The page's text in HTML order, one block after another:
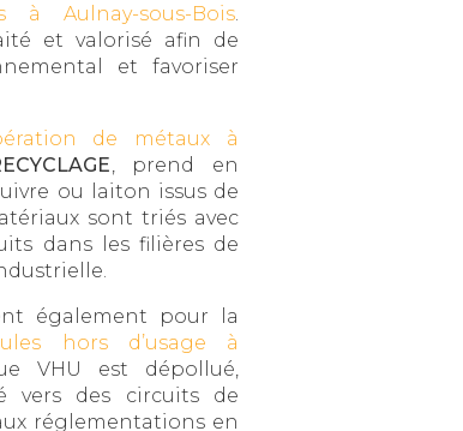
à Aulnay-sous-Bois.
et valorisé afin de
et favoriser
de métaux à
, prend en
ou laiton issus de
sont triés avec
dans les filières de
également pour la
hors d’usage à
VHU est dépollué,
vers des circuits de
réglementations en